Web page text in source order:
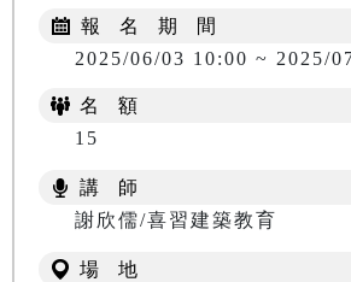
報 名 期 間
2025/06/03 10:00 ~ 2025/
名 額
15
講 師
謝欣儒/喜習建築教育
場 地